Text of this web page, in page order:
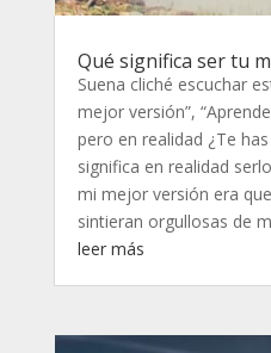
Qué significa ser tu
Suena cliché escuchar
mejor versión”,
pero en realidad ¿Te
significa en realidad
mi mejor versión era
sintieran orgullosas de
leer más